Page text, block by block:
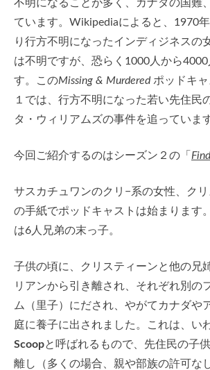
不明になることが多く、カナダの国難
ています。Wikipediaによると、1970
り行方不明になったインディジネスの
は不明ですが、恐らく1000人から4000
す。このMissing & Murdered ポッドキ
１では、行方不明になった若い先住民
タ・ウィリアムズの事件を追っていま
今回ご紹介するのはシーズン２の「
サスカチュワンのクリ−系の女性、ク
の手紙でポッドキャストは始まります
は6人兄弟の末っ子。
子供の頃に、クリスティーンと他の兄
リアンから引き離され、それぞれ別の
ム（里子）にだされ、やがてカナダや
庭に養子に出されました。これは、い
Scoopと呼ばれるもので、先住民の子
離し（多くの場合、親や部族の許可な